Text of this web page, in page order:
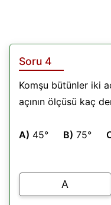
Soru 4
Komşu bütünler iki
açının ölçüsü kaç
A) 45° B) 75°
A